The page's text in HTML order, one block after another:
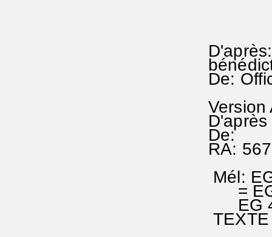
De:
Version
D'après
De:
RA: 567
Mél:
= EG
EG